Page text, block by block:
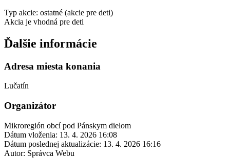
Typ akcie: ostatné (akcie pre deti)
Akcia je vhodná pre deti
Ďalšie informácie
Adresa miesta konania
Lučatín
Organizátor
Mikroregión obcí pod Pánskym dielom
Dátum vloženia: 13. 4. 2026 16:08
Dátum poslednej aktualizácie: 13. 4. 2026 16:16
Autor: Správca Webu